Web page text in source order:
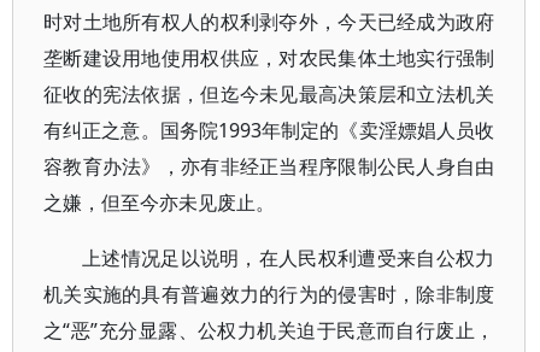
时对土地所有权人的权利剥夺外，今天已经成为政府
垄断建设用地使用权供应，对农民集体土地实行强制
征收的宪法依据，但迄今未见最高决策层和立法机关
有纠正之意。国务院1993年制定的《卖淫嫖娼人员收
容教育办法》，亦有非经正当程序限制公民人身自由
之嫌，但至今亦未见废止。
上述情况足以说明，在人民权利遭受来自公权力
机关实施的具有普遍效力的行为的侵害时，除非制度
之“恶”充分显露、公权力机关迫于民意而自行废止，